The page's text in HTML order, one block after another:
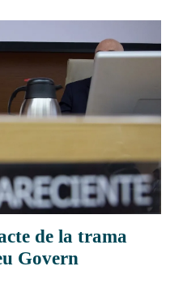
de la trama
Govern